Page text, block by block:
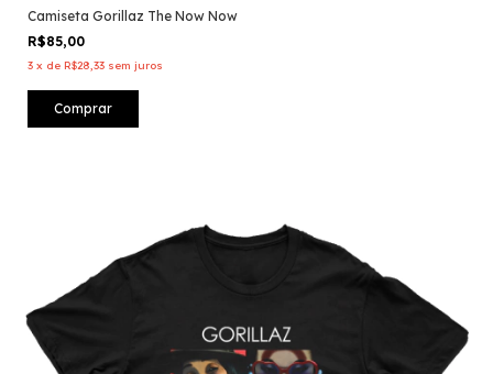
Camiseta Gorillaz The Now Now
R$85,00
3 x de R$28,33 sem juros
Comprar